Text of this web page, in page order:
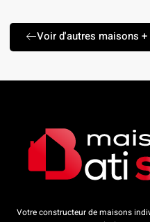
Voir d'autres maisons
Votre constructeur de maisons